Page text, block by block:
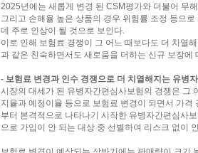
2025년에는 새롭게 변경 된 CSM평가와 더불어 무
그리고 손해율 높은 상품의 경우 위험률 조정 등으
데 주로 인상이 될 것으로 보인다.
이로 인해 보험료 경쟁이 그 어느 때보다도 더 치열
과 같은 친숙하면서도 새로움을 더하는 신규 보장
- 보험료 변경과 인수 경쟁으로 더 치열해지는 유병
시장의 대세가 된 유병자간편심사보험의 경쟁은 그
지율과 예정이율 등으로 보험료 변경이 되면서 가
부터 본격적으로 나타나기 시작한 유병자간편심사
으로 가입이 안 되는 대상 중 선별하여 리스크 없이